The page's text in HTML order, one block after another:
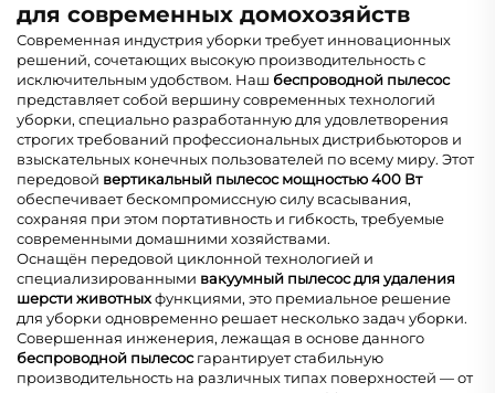
для современных домохозяйств
Современная индустрия уборки требует инновационных
решений, сочетающих высокую производительность с
исключительным удобством. Наш беспроводной пылесос
представляет собой вершину современных технологий
уборки, специально разработанную для удовлетворения
строгих требований профессиональных дистрибьюторов и
взыскательных конечных пользователей по всему миру. Этот
передовой вертикальный пылесос мощностью 400 Вт
обеспечивает бескомпромиссную силу всасывания,
сохраняя при этом портативность и гибкость, требуемые
современными домашними хозяйствами.
Оснащён передовой циклонной технологией и
специализированными вакуумный пылесос для удаления
шерсти животныхфункциями, это премиальное решение
для уборки одновременно решает несколько задач уборки.
Совершенная инженерия, лежащая в основе данного
беспроводной пылесосгарантирует стабильную
производительность на различных типах поверхностей — от